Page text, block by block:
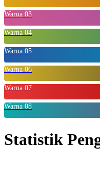
Warna 03
Warna 04
Warna 05
Warna 06
Warna 07
Warna 08
Statistik